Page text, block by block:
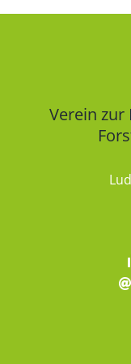
Verein zur